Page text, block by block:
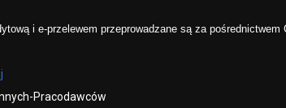
i e-przelewem przeprowadzane są za pośrednictwem
Pracodawców